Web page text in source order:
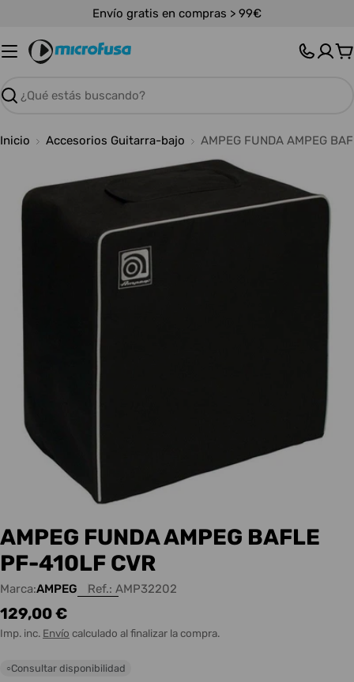
contenido
Envío gratis en compras > 99€
Buscar
Inicio Accesorios Guitarra-bajo AMPEG FUNDA AMPEG
AMPEG FUNDA AMPEG BAFLE
PF-410LF CVR
Marca:AMPEG Ref.: AMP32202
Precio
habitual
129,00 €
Imp. inc. Envío calculado al finalizar la compra.
○Consultar disponibilidad